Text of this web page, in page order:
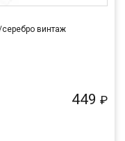
винтаж
449 ₽